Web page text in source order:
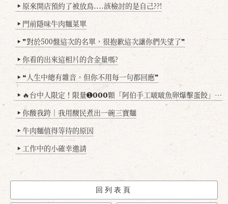
▶ 原來開店預約了被放鳥....該檢討的是自己??!
▶ 門前隱味牛肉麵菜單
▶ ❞對於500盤這次的名單，很抱歉這次讓你們失望了❞
▶ 你看的出來這相片的含金量嗎?
▶ ❝人生中總有雜音，但你不用每一句都回應❞
▶ 🔥台中人限定！限量➊𝟬𝟬𝟬顆「阿伯手工啵啵魚卵爆擊蛋餃」台北已被搶爆2萬顆，最後名額門前隱味只留給你！🥟💥
▶ 你酸我跨｜我用酸民煮出一碗三寶麵
▶ 牛肉麵值得等待的原因
▶ 工作中的小確幸邀請
回列表頁